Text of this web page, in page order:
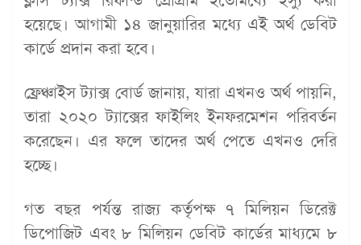
হয়েছে। আগামী ১৪ জানুয়ারির মধ্যে এই অর্থ ডেবিট
কার্ডে প্রদান করা হবে।
ফ্রেঞ্চাইস ট্যাক্স বোর্ড জানায়, যারা এখনও অর্থ পায়নি,
তারা ২০২০ ট্যাক্সের ফাইলিং ইনফরমেশন পরিবর্তন
করেছেন। এর ফলে তাদের অর্থ পেতে এখনও দেরি
হচ্ছে।
গত বছর পর্যন্ত রাজ্য কর্তৃপক্ষ ৭ মিলিয়ন ডিরেক্ট
ডিপোজিট এবং ৮ মিলিয়ন ডেবিট কার্ডের মাধ্যমে ৮